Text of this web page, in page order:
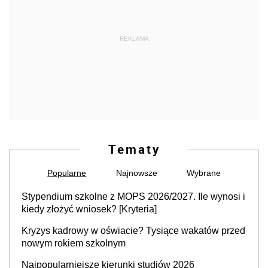
REKLAMA
Tematy
Popularne Najnowsze Wybrane
Stypendium szkolne z MOPS 2026/2027. Ile wynosi i
kiedy złożyć wniosek? [Kryteria]
Kryzys kadrowy w oświacie? Tysiące wakatów przed
nowym rokiem szkolnym
Najpopularniejsze kierunki studiów 2026